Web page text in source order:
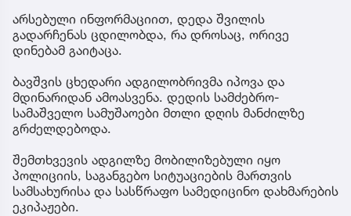
არსებული ინფორმაციით, დედა შვილის
გადარჩენას ცდილობდა, რა დროსაც, ორივე
დინებამ გაიტაცა.
ბავშვის ცხედარი ადგილობრივმა იპოვა და
მდინარიდან ამოასვენა. დედის სამძებრო-
სამაშველო სამუშაოები მთლი დღის მანძილზე
გრძელდებოდა.
შემთხვევის ადგილზე მობილიზებული იყო
პოლიციის, საგანგებო სიტუაციების მართვის
სამსახურისა და სასწრაფო სამედიცინო დახმარების
ეკიპაჟები.